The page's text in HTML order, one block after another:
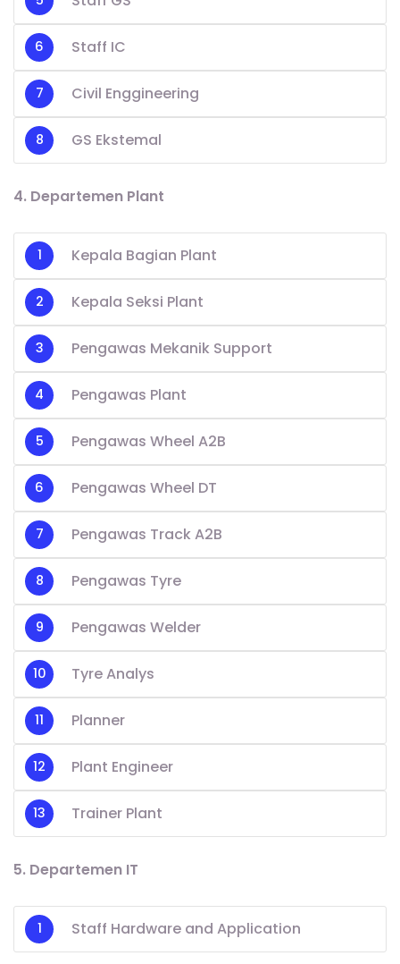
Staff IC
Civil Enggineering
GS Ekstemal
4. Departemen Plant
Kepala Bagian Plant
Kepala Seksi Plant
Pengawas Mekanik Support
Pengawas Plant
Pengawas Wheel A2B
Pengawas Wheel DT
Pengawas Track A2B
Pengawas Tyre
Pengawas Welder
Tyre Analys
Planner
Plant Engineer
Trainer Plant
5. Departemen IT
Staff Hardware and Application